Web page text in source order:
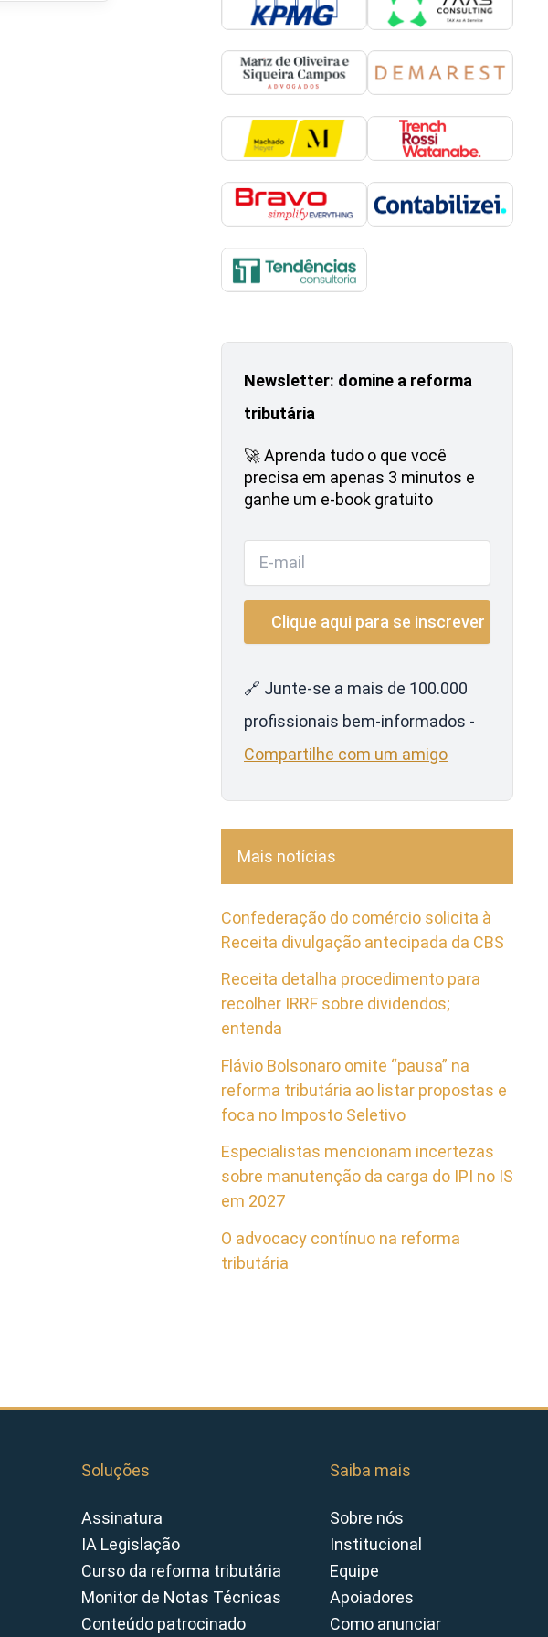
Newsletter: domine a reforma
tributária
🚀 Aprenda tudo o que você
precisa em apenas 3 minutos e
ganhe um e-book gratuito
🔗 Junte-se a mais de 100.000
profissionais bem-informados -
Compartilhe com um amigo
Mais notícias
Confederação do comércio solicita à
Receita divulgação antecipada da CBS
Receita detalha procedimento para
recolher IRRF sobre dividendos;
entenda
Flávio Bolsonaro omite “pausa” na
reforma tributária ao listar propostas e
foca no Imposto Seletivo
Especialistas mencionam incertezas
sobre manutenção da carga do IPI no IS
em 2027
O advocacy contínuo na reforma
tributária
Soluções
Assinatura
IA Legislação
Curso da reforma tributária
Monitor de Notas Técnicas
Conteúdo patrocinado
Saiba mais
Sobre nós
Institucional
Equipe
Apoiadores
Como anunciar